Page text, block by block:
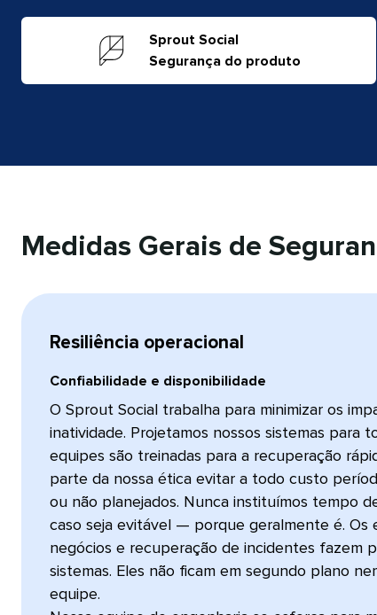
Sprout Social
Segurança do produto
Medidas Gerais de
Resiliência operacional​​
Confiabilidade e disponibilidade​​
O Sprout Social trabalha para minimizar os
inatividade. Projetamos nossos sistemas para
equipes são treinadas para a recuperação
parte da nossa ética evitar a todo custo
ou não planejados. Nunca instituímos tempo
caso seja evitável — porque geralmente é. Os
negócios e recuperação de incidentes fazem
sistemas. Eles não ficam em segundo plano
equipe.